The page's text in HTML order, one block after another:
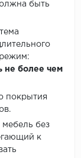
быть
не более чем
покрытия
мебель без
к